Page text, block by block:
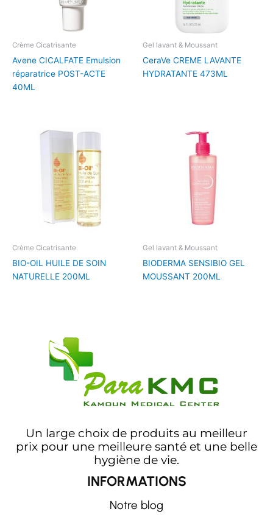
Crème Cicatrisante
Avene CICALFATE Emulsion
réparatrice POST-ACTE
40ML
Gel lavant & Moussant
CeraVe CREME LAVANTE
HYDRATANTE 473ML
Crème Cicatrisante
BIO-OIL HUILE DE SOIN
NATURELLE 200ML
Gel lavant & Moussant
BIODERMA SENSIBIO GEL
MOUSSANT 200ML
Un large choix de produits au meilleur
prix pour une meilleure santé et une belle
hygiène de vie.
INFORMATIONS
Notre blog